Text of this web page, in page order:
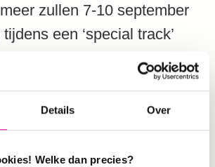
Details Over
Welke dan precies?
zullen 7-10 september
een ‘special track’
‘Re-marketing or De-
the Post-COVID City?’
jaarlijkse ATLAS
bijeenkomst
Praag gehost wordt.